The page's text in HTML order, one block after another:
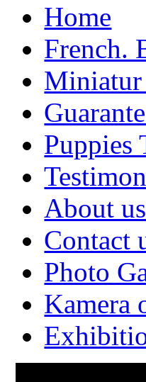
Home
French.
Puppies
About us
Contact
Photo
Kamera